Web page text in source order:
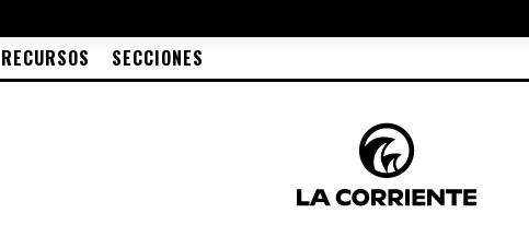
RECURSOS SECCIONES